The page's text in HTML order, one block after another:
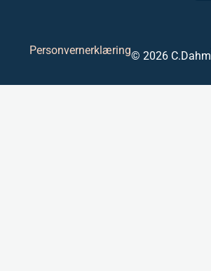
Personvernerklæring© 2026 C.Dahm